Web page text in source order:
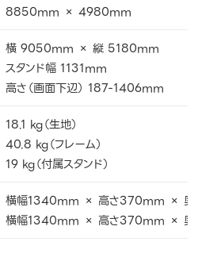
8850mm × 4980mm
横 9050mm × 縦 5180mm
スタンド幅 1131mm
高さ（画面下辺） 187-1406mm
18.1 kg（生地）
40.8 kg（フレーム）
19 kg（付属スタンド）
横幅1340mm × 高さ370mm × 奥
横幅1340mm × 高さ370mm × 奥